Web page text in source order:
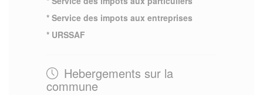
* Service des impots aux entreprises
* URSSAF
Hebergements sur la
commune